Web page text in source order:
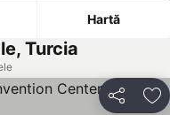
Hartă
Turcia
Distribuiți